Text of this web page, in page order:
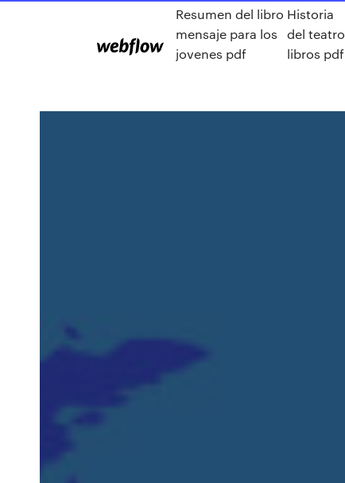
Resumen del libro
mensaje para los
jovenes pdf
Historia
del teatro
libros pdf